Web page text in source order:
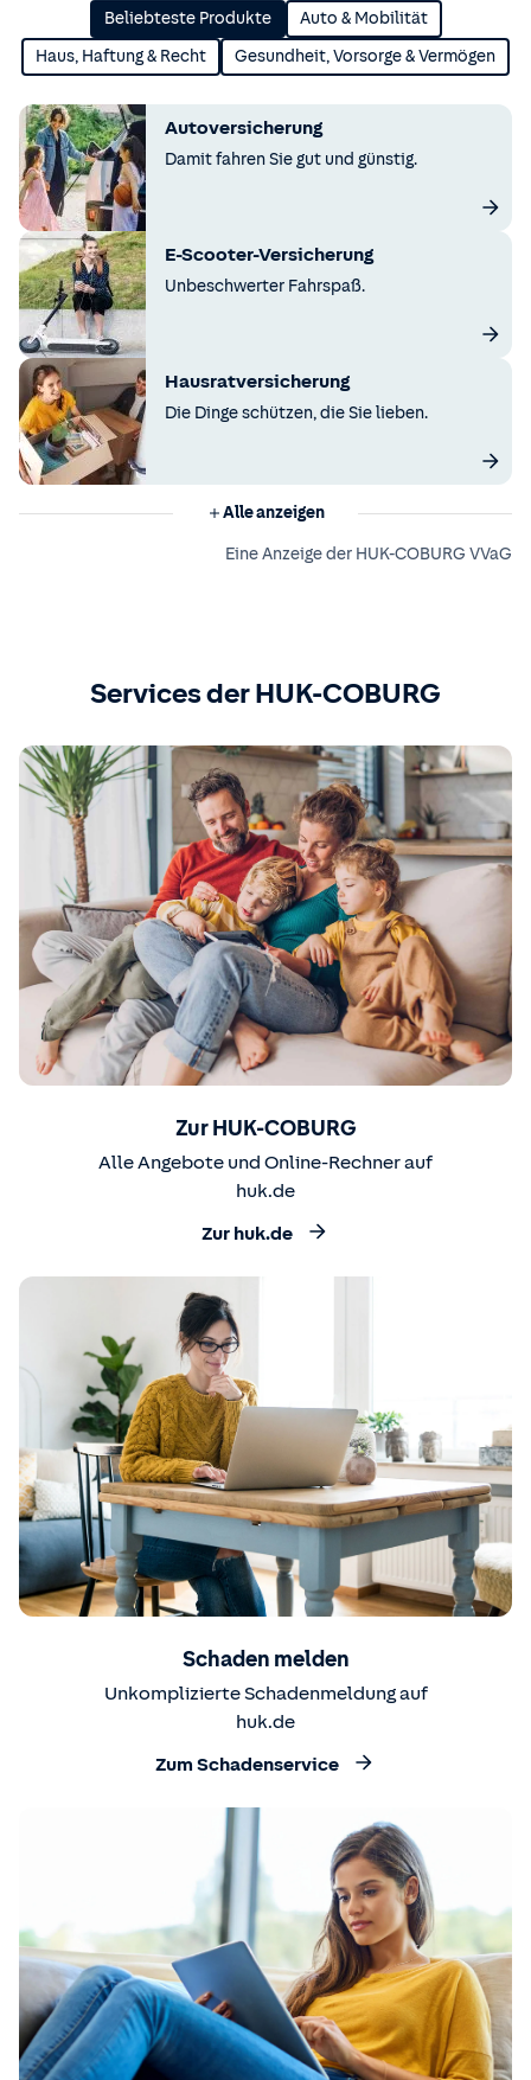
Beliebteste Produkte Auto & Mobilität
Haus, Haftung & Recht Gesundheit, Vorsorge & Vermögen
Autoversicherung
Damit fahren Sie gut und günstig.
E-Scooter-Versicherung
Unbeschwerter Fahrspaß.
Hausratversicherung
Die Dinge schützen, die Sie lieben.
Alle anzeigen
Eine Anzeige der HUK-COBURG VVaG
Services der HUK-COBURG
Zur HUK-COBURG
Alle Angebote und Online-Rechner auf
huk.de
Zur huk.de
Schaden melden
Unkomplizierte Schadenmeldung auf
huk.de
Zum Schadenservice